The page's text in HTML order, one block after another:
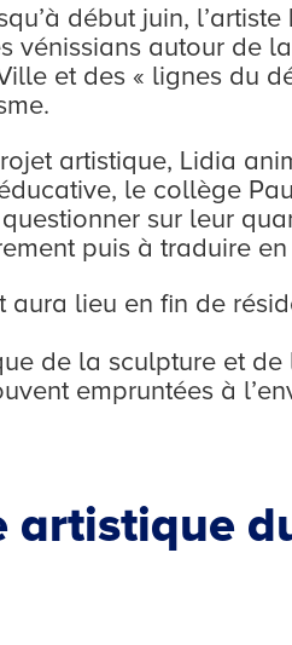
début juin,
vénissians autour de
et des « lignes du
artistique, Lidia
le collège
sur leur
puis à traduire
aura lieu en fin de
de la sculpture et
empruntées à
artistique